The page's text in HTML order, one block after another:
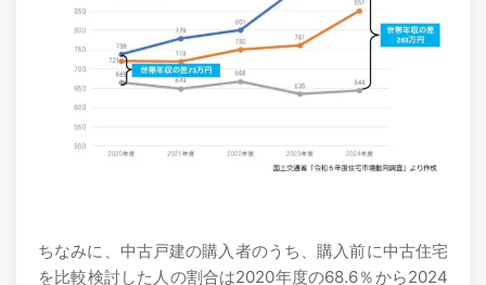
ちなみに、中古戸建の購入者のうち、購入前に中古住宅
を比較検討した人の割合は2020年度の68.6％から2024